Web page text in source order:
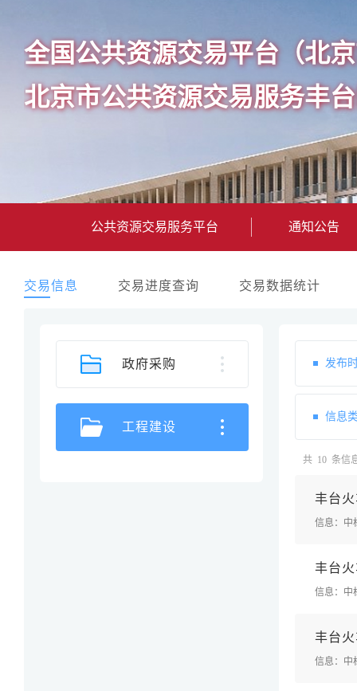
全国公共资源交易平台（北
北京市公共资源交易服务丰
公共资源交易服务平台 通知公告
交易信息 交易进度查询 交易数据统计
政府采购
工程建设
发布
信息
共 10 条信
丰台火
信息：中
丰台火
信息：中
丰台火
信息：中